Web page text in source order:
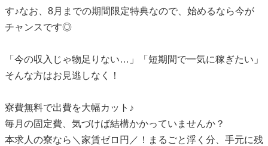
す♪なお、8月までの期間限定特典なので、始めるなら今が
チャンスです◎
「今の収入じゃ物足りない…」「短期間で一気に稼ぎたい」
そんな方はお見逃しなく！
寮費無料で出費を大幅カット♪
毎月の固定費、気づけば結構かかっていませんか？
本求人の寮なら＼家賃ゼロ円／！まるごと浮く分、手元に残